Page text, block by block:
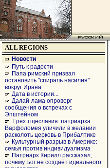
ALL REGIONS
Новости
Путь к радости
Папа римский призвал
остановить "спираль насилия"
вокруг Ирана
Дата в истории...
Далай-лама опроверг
сообщения о встречах с
Эпштейном
Грех тщеславия: патриарха
Варфоломея уличили в желании
расколоть церковь в Прибалтике
Культурный разрыв в Америке:
семья против индивидуализма
Патриарх Кирилл рассказал,
почему Бог не создаёт идеального